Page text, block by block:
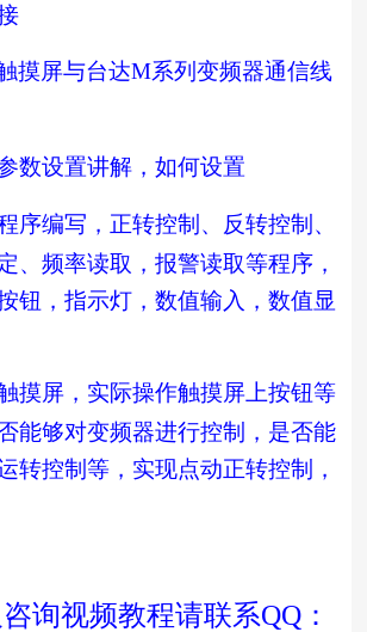
摸屏与台达M系列变频器通信线
数设置讲解，如何设置
序编写，正转控制、反转控制、
、频率读取，报警读取等程序，
钮，指示灯，数值输入，数值显
摸屏，实际操作触摸屏上按钮等
能够对变频器进行控制，是否能
转控制等，实现点动正转控制，
询视频教程请联系QQ：